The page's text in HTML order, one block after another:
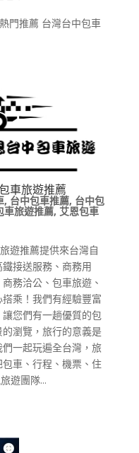
門推薦 台灣台中包車
車旅遊推薦
, 台中包車推薦, 台中包
車旅遊推薦, 艾恩包車
遊推薦提供來台灣自
接送服務、商務用
務洽公、包車旅遊、
乘！我們有經驗豐富
您們有一趟優質的包
瀏覽，旅行的意義是
一起玩遍全台灣，旅
車、行程、機票、住
遊團隊...